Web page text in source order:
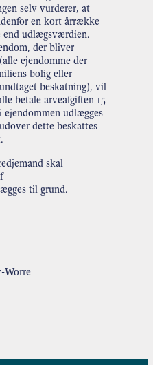
selv vurderer, at
en kort årrække
udlægsværdien.
der bliver
ejendomme der
bolig eller
beskatning), vil
betale arveafgiften 15
ejendommen udlægges
dette beskattes
skal
til grund.
Worre